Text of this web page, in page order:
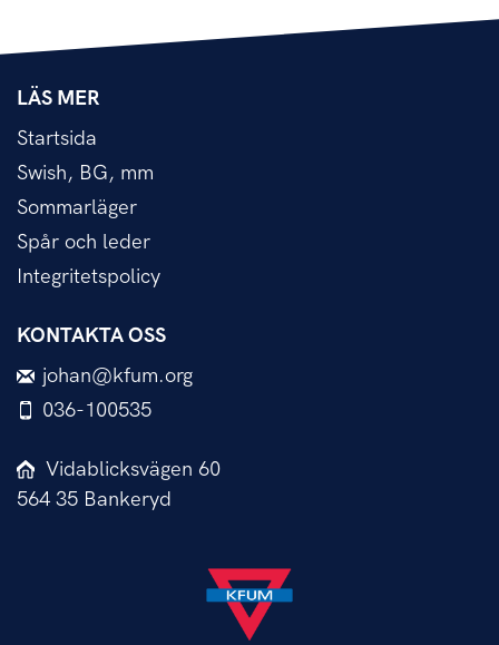
LÄS MER
Startsida
Swish, BG, mm
Sommarläger
Spår och leder
Integritetspolicy
KONTAKTA OSS
johan@kfum.org
036-100535
Vidablicksvägen 60
564 35 Bankeryd